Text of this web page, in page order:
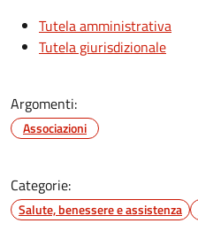
Tutela amministrativa
Tutela giurisdizionale
Argomenti:
Associazioni
Categorie:
Salute, benessere e assistenza